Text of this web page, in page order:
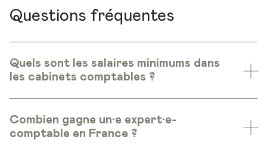
Questions fréquentes
Quels sont les salaires minimums dans
les cabinets comptables ?
Combien gagne un·e expert·e-
comptable en France ?